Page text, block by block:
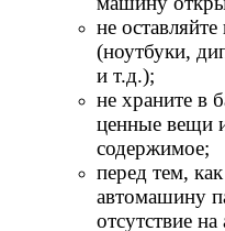
не
(ноутбуки,
и т.д.);
не храните в
ценные вещи
содержимое;
перед тем,
автомашину
отсутствие